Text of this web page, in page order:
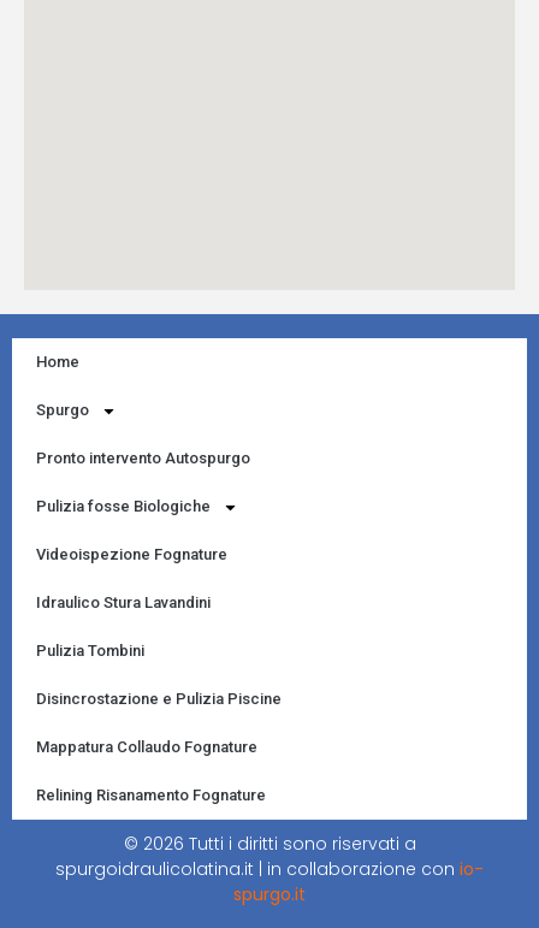
Home
Spurgo
Pronto intervento Autospurgo
Pulizia fosse Biologiche
Videoispezione Fognature
Idraulico Stura Lavandini
Pulizia Tombini
Disincrostazione e Pulizia Piscine
Mappatura Collaudo Fognature
Relining Risanamento Fognature
© 2026 Tutti i diritti sono riservati a
spurgoidraulicolatina.it | in collaborazione con io-
spurgo.it